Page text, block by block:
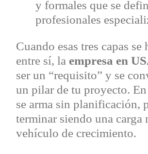
y formales que se
profesionales
Cuando esas tres capas se
entre sí, la empresa en
ser un “requisito” y se
un pilar de tu proyecto.
se arma sin planificación,
terminar siendo una carga
vehículo de crecimiento.